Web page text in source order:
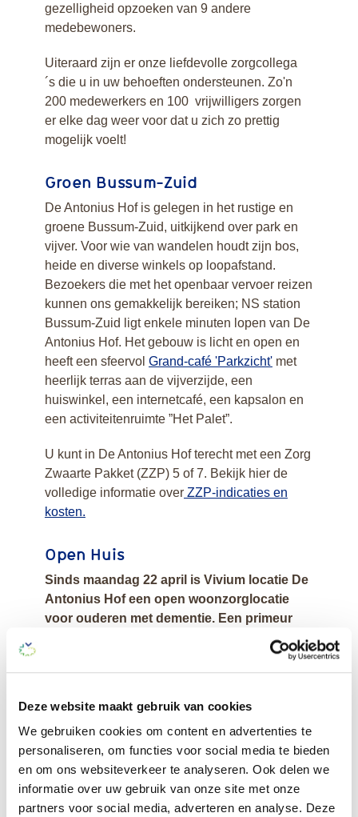
Deze website maakt gebruik van cookies
We gebruiken cookies om content en advertenties te
personaliseren, om functies voor social media te bieden
en om ons websiteverkeer te analyseren. Ook delen we
informatie over uw gebruik van onze site met onze
partners voor social media, adverteren en analyse. Deze
gezelligheid opzoeken van 9 andere
medebewoners.
Uiteraard zijn er onze liefdevolle zorgcollega
´s die u in uw behoeften ondersteunen. Zo'n
200 medewerkers en 100 vrijwilligers zorgen
er elke dag weer voor dat u zich zo prettig
mogelijk voelt!
Groen Bussum-Zuid
De Antonius Hof is gelegen in het rustige en
groene Bussum-Zuid, uitkijkend over park en
vijver. Voor wie van wandelen houdt zijn bos,
heide en diverse winkels op loopafstand.
Bezoekers die met het openbaar vervoer reizen
kunnen ons gemakkelijk bereiken; NS station
Bussum-Zuid ligt enkele minuten lopen van De
Antonius Hof. Het gebouw is licht en open en
heeft een sfeervol Grand-café 'Parkzicht'met
heerlijk terras aan de vijverzijde, een
huiswinkel, een internetcafé, een kapsalon en
een activiteitenruimte ”Het Palet”.
U kunt in De Antonius Hof terecht met een Zorg
Zwaarte Pakket (ZZP) 5 of 7. Bekijk hier de
volledige informatie overZZP-indicaties en
kosten.
Open Huis
Sinds maandag 22 april is Vivium locatie De
Antonius Hof een open woonzorglocatie
voor ouderen met dementie. Een primeur
In het verleden bepaalde een zorginstelling wat
bewoners. Buitendeuren werden afgeschermd
en binnen of buiten het pand was een
wandeling zonder begeleiding naar het
restaurant, de huiswinkel, het terras en de tuin
nauwelijks mogelijk. Maar sinds 1 januari 2020
is er een nieuwe wet, Wet Zorg en Dwang,